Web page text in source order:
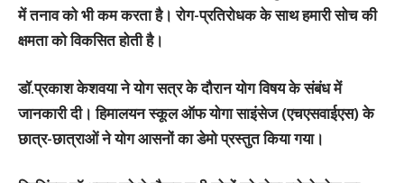
में तनाव को भी कम करता है। रोग-प्रतिरोधक के साथ हमारी सोच की
क्षमता को विकसित होती है।
डॉ.प्रकाश केशवया ने योग सत्र के दौरान योग विषय के संबंध में
जानकारी दी। हिमालयन स्कूल ऑफ योगा साइंसेज (एचएसवाईएस) के
छात्र-छात्राओं ने योग आसनों का डेमो प्रस्तुत किया गया।